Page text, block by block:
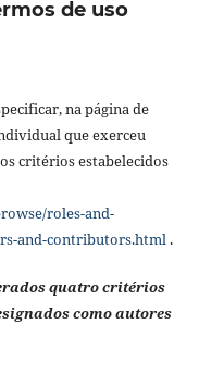
de uso
na página de
que exerceu
critérios estabelecidos
roles-and-
and-contributors.html.
quatro critérios
como autores